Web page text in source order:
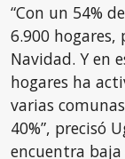
“Con un 54%
6.900 hogares,
Navidad. Y en
hogares ha
varias
40%”, precisó
encuentra